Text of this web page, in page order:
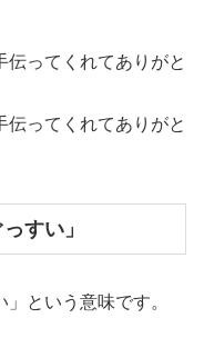
伝ってくれてありがと
伝ってくれてありがと
すい」
」という意味です。